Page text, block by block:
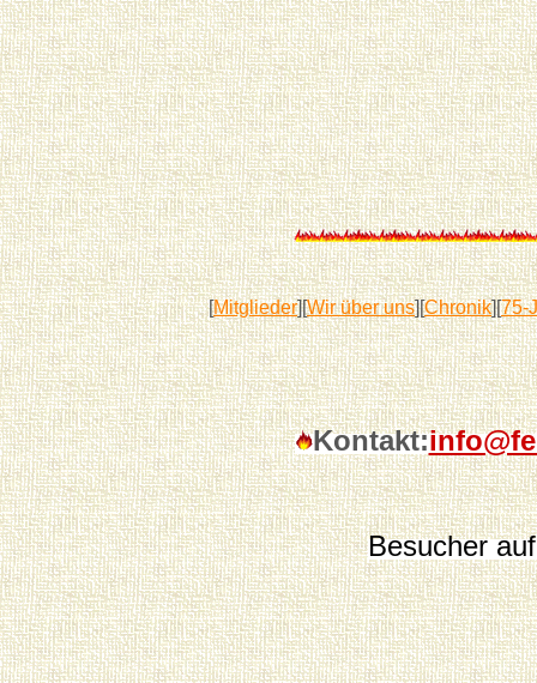
[Mitglieder][Wir über uns][Chronik][75-
Kontakt:
Besucher